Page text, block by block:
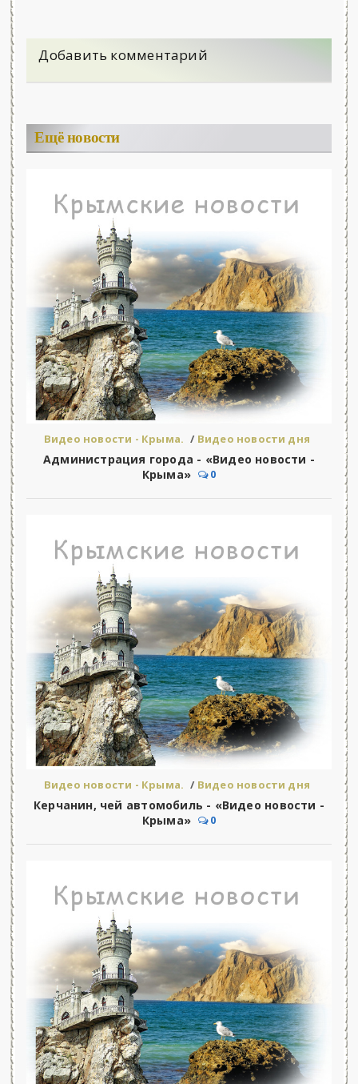
Добавить комментарий
Ещё новости
Видео новости - Крыма. / Видео новости дня
Администрация города - «Видео новости -
Крыма»
0
Видео новости - Крыма. / Видео новости дня
Керчанин, чей автомобиль - «Видео новости -
Крыма»
0